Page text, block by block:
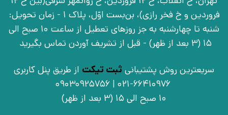
فروردین و خ فخر رازی)، بن‌بست اوّل، پلاک 1 - زمان تحویل:
شنبه تا چهارشنبه به جز روزهای تعطیل از ساعت 10 صبح الی
15 (3 بعد از ظهر) - قبل از تشریف آوردن تماس بگیرید
سریعترین روش پشتیبانی ثبت تیکت از طریق پنل کاربری
021-66410976 | 09030925756
10 صبح الی 15 (3 بعد از ظهر)